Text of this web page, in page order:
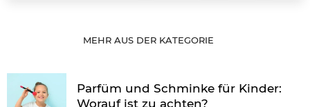
MEHR AUS DER KATEGORIE
Parfüm und Schminke für Kinder:
Worauf ist zu achten?